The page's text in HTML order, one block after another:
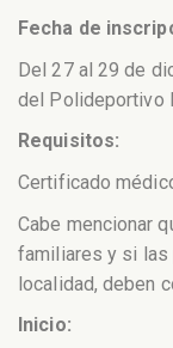
Fecha de
Del 27 al 29 de
del Polideportivo
Requisitos:
Certificado
Cabe mencionar
familiares y si las
localidad, deben
Inicio: